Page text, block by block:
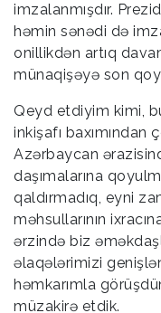
imzalanmışdır.
həmin sənədi də
onillikdən artıq
münaqişəyə son
Qeyd etdiyim kimi,
inkişafı
Azərbaycan
daşımalarına
qaldırmadıq, eyni
məhsullarının
ərzində biz
əlaqələrimizi
həmkarımla
müzakirə etdik.